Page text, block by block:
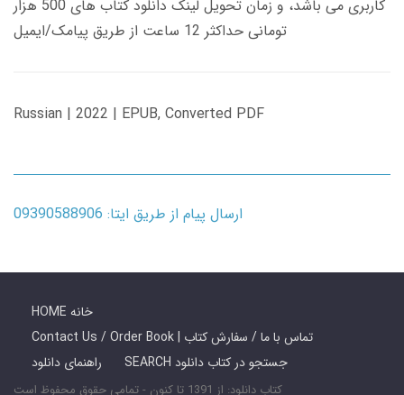
کاربری می باشد، و زمان تحویل لینک دانلود کتاب های 500 هزار
تومانی حداکثر 12 ساعت از طریق پیامک/ایمیل
Russian | 2022 | EPUB, Converted PDF
ارسال پیام از طریق ایتا: 09390588906
HOME خانه
Contact Us / Order Book | تماس با ما / سفارش کتاب
راهنمای دانلود
SEARCH جستجو در کتاب دانلود
کتاب دانلود: از 1391 تا کنون - تمامی حقوق محفوظ است